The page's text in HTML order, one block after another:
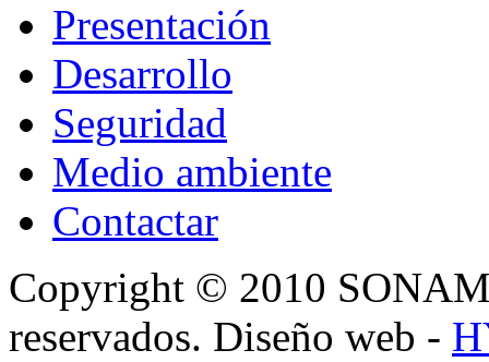
Presentación
Desarrollo
Seguridad
Medio ambiente
Contactar
Copyright © 2010
reservados. Diseño web -